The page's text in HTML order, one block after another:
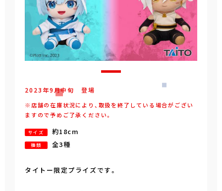
2023年9 月中旬 登場
※店舗の在庫状況により、取扱を終了している場合がござい
ますので予めご了承ください。
サイズ 約18cm
種類 全3種
タイトー限定プライズです。